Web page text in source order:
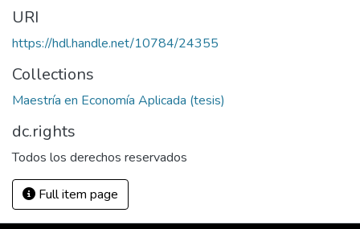
URI
https://hdl.handle.net/10784/24355
Collections
Maestría en Economía Aplicada (tesis)
dc.rights
Todos los derechos reservados
Full item page